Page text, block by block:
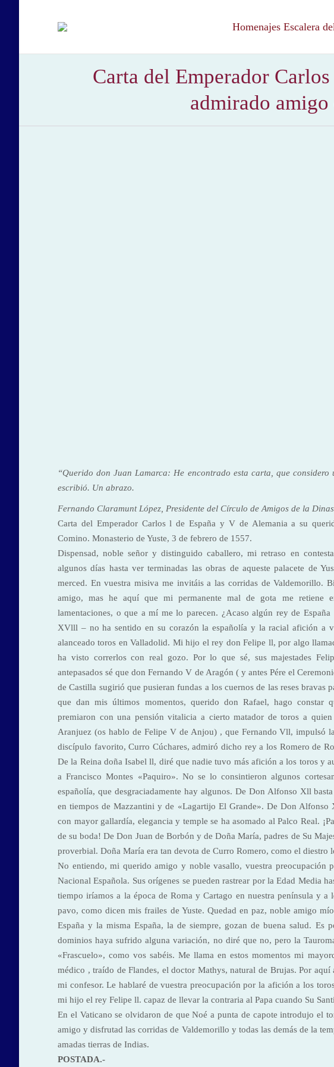
Homenajes Escalera
Carta del Emperador
admirado
“Querido don Juan Lamarca: He encontrado esta carta, que
escribió. Un abrazo.
Fernando Claramunt López, Presidente del Círculo de Amigos de la
Carta del Emperador Carlos l de España y V de Alemania a su
Comino. Monasterio de Yuste, 3 de febrero de 1557.
Dispensad, noble señor y distinguido caballero, mi retraso en
algunos días hasta ver terminadas las obras de aqueste palacete de
merced. En vuestra misiva me invitáis a las corridas de Valdemorillo.
amigo, mas he aquí que mi permanente mal de gota me retiene
lamentaciones, o que a mí me lo parecen. ¿Acaso algún rey de
XVlll – no ha sentido en su corazón la españolía y la racial afición a
alanceado toros en Valladolid. Mi hijo el rey don Felipe ll, por algo
ha visto correrlos con real gozo. Por lo que sé, sus majestades
antepasados sé que don Fernando V de Aragón ( y antes Pére el
de Castilla sugirió que pusieran fundas a los cuernos de las reses bravas
que dan mis últimos momentos, querido don Rafael, hago constar
premiaron con una pensión vitalicia a cierto matador de toros a
Aranjuez (os hablo de Felipe V de Anjou) , que Fernando Vll, impulsó
discípulo favorito, Curro Cúchares, admiró dicho rey a los Romero de
De la Reina doña Isabel ll, diré que nadie tuvo más afición a los toros y
a Francisco Montes «Paquiro». No se lo consintieron algunos
españolía, que desgraciadamente hay algunos. De Don Alfonso Xll
en tiempos de Mazzantini y de «Lagartijo El Grande». De Don
con mayor gallardía, elegancia y temple se ha asomado al Palco Real.
de su boda! De Don Juan de Borbón y de Doña María, padres de Su
proverbial. Doña María era tan devota de Curro Romero, como el diestro
No entiendo, mi querido amigo y noble vasallo, vuestra preocupación
Nacional Española. Sus orígenes se pueden rastrear por la Edad Media
tiempo iríamos a la época de Roma y Cartago en nuestra península y a
pavo, como dicen mis frailes de Yuste. Quedad en paz, noble amigo
España y la misma España, la de siempre, gozan de buena salud. Es
dominios haya sufrido alguna variación, no diré que no, pero la
«Frascuelo», como vos sabéis. Me llama en estos momentos mi
médico , traído de Flandes, el doctor Mathys, natural de Brujas. Por
mi confesor. Le hablaré de vuestra preocupación por la afición a los
mi hijo el rey Felipe ll. capaz de llevar la contraria al Papa cuando Su
En el Vaticano se olvidaron de que Noé a punta de capote introdujo el
amigo y disfrutad las corridas de Valdemorillo y todas las demás de la
amadas tierras de Indias.
POSTADA.-